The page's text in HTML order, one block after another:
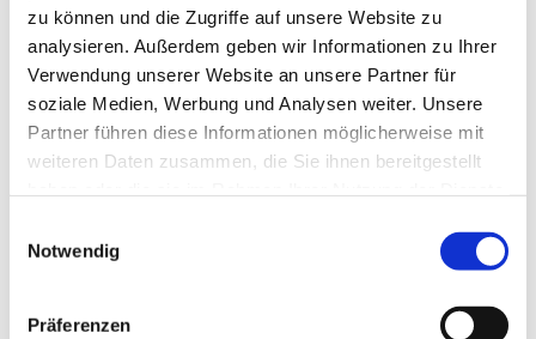
zu können und die Zugriffe auf unsere Website zu
analysieren. Außerdem geben wir Informationen zu Ihrer
Verwendung unserer Website an unsere Partner für
soziale Medien, Werbung und Analysen weiter. Unsere
Partner führen diese Informationen möglicherweise mit
weiteren Daten zusammen, die Sie ihnen bereitgestellt
Notwendig
Präferenzen
Sabine Heßbrügge / Ulrike Radde